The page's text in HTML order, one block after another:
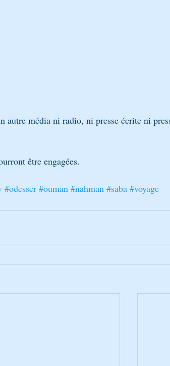
autre média ni radio, ni presse écrite ni
être engagées.
#odesser #ouman #nahman #saba #voyage